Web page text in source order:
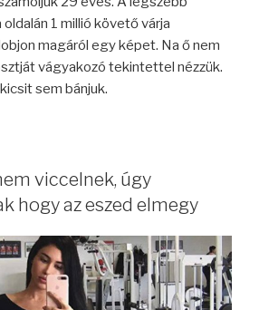
oldalán 1 millió követő várja
magáról egy képet. Na ő nem
vágyakozó tekintettel nézzük.
sem bánjuk.
viccelnek, úgy
hogy az eszed elmegy